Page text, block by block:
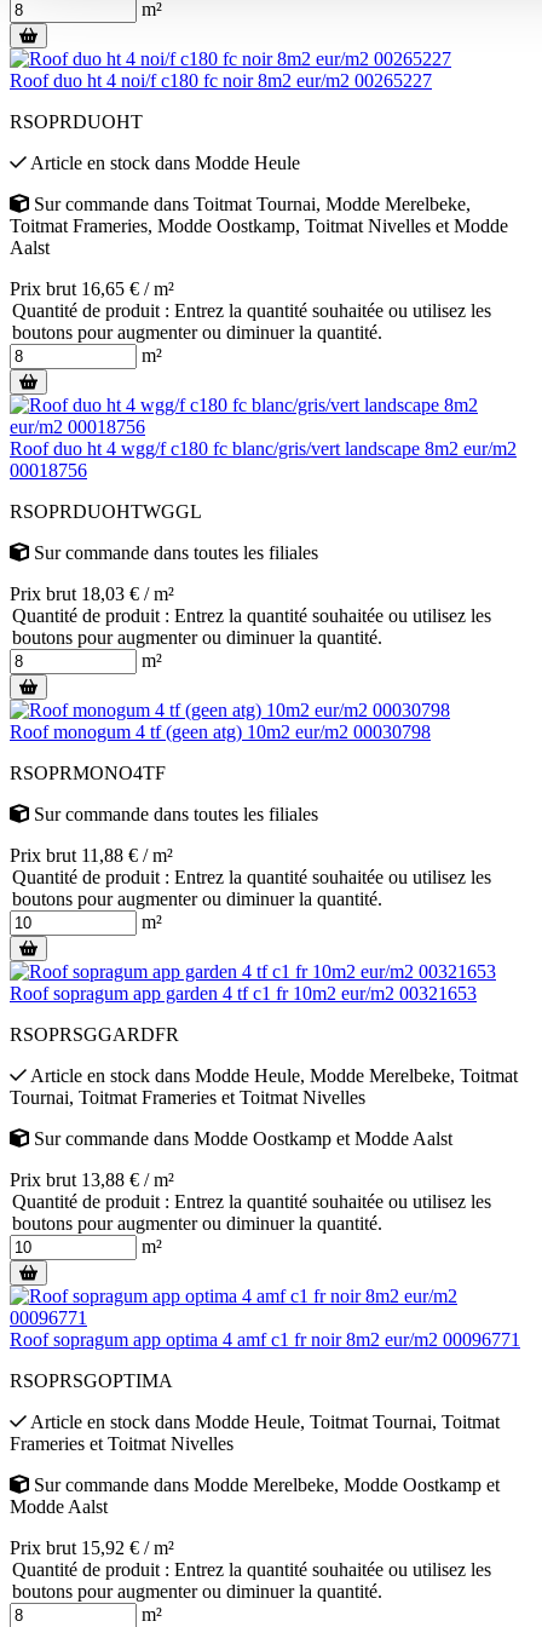
m²
Roof duo ht 4 noi/f c180 fc noir 8m2 eur/m2 00265227
RSOPRDUOHT
Article en stock dans Modde Heule
Sur commande dans Toitmat Tournai, Modde Merelbeke,
Toitmat Frameries, Modde Oostkamp, Toitmat Nivelles et Modde
Aalst
Prix brut 16,65 € / m²
Quantité de produit : Entrez la quantité souhaitée ou utilisez les
boutons pour augmenter ou diminuer la quantité.
m²
Roof duo ht 4 wgg/f c180 fc blanc/gris/vert landscape 8m2 eur/m2
00018756
RSOPRDUOHTWGGL
Sur commande dans toutes les filiales
Prix brut 18,03 € / m²
Quantité de produit : Entrez la quantité souhaitée ou utilisez les
boutons pour augmenter ou diminuer la quantité.
m²
Roof monogum 4 tf (geen atg) 10m2 eur/m2 00030798
RSOPRMONO4TF
Sur commande dans toutes les filiales
Prix brut 11,88 € / m²
Quantité de produit : Entrez la quantité souhaitée ou utilisez les
boutons pour augmenter ou diminuer la quantité.
m²
Roof sopragum app garden 4 tf c1 fr 10m2 eur/m2 00321653
RSOPRSGGARDFR
Article en stock dans Modde Heule, Modde Merelbeke, Toitmat
Tournai, Toitmat Frameries et Toitmat Nivelles
Sur commande dans Modde Oostkamp et Modde Aalst
Prix brut 13,88 € / m²
Quantité de produit : Entrez la quantité souhaitée ou utilisez les
boutons pour augmenter ou diminuer la quantité.
m²
Roof sopragum app optima 4 amf c1 fr noir 8m2 eur/m2 00096771
RSOPRSGOPTIMA
Article en stock dans Modde Heule, Toitmat Tournai, Toitmat
Frameries et Toitmat Nivelles
Sur commande dans Modde Merelbeke, Modde Oostkamp et
Modde Aalst
Prix brut 15,92 € / m²
Quantité de produit : Entrez la quantité souhaitée ou utilisez les
boutons pour augmenter ou diminuer la quantité.
m²